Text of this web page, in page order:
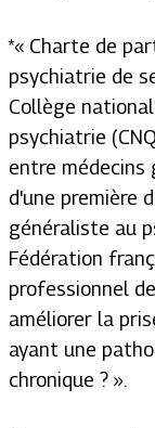
*« Charte de
psychiatrie de
Collège
psychiatrie
entre médecins
d'une première
généraliste au
Fédération
professionnel
améliorer la
ayant une
chronique ? ».